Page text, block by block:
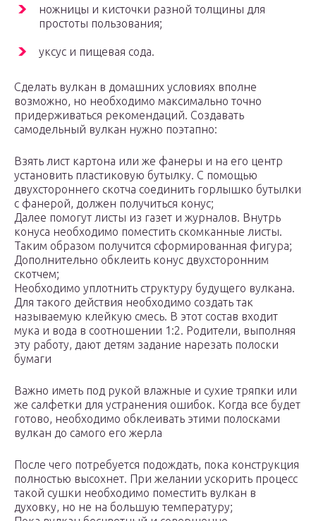
ножницы и кисточки разной толщины для
простоты пользования;
уксус и пищевая сода.
Сделать вулкан в домашних условиях вполне
возможно, но необходимо максимально точно
придерживаться рекомендаций. Создавать
самодельный вулкан нужно поэтапно:
Взять лист картона или же фанеры и на его центр
установить пластиковую бутылку. С помощью
двухстороннего скотча соединить горлышко бутылки
с фанерой, должен получиться конус;
Далее помогут листы из газет и журналов. Внутрь
конуса необходимо поместить скомканные листы.
Таким образом получится сформированная фигура;
Дополнительно обклеить конус двухсторонним
скотчем;
Необходимо уплотнить структуру будущего вулкана.
Для такого действия необходимо создать так
называемую клейкую смесь. В этот состав входит
мука и вода в соотношении 1:2. Родители, выполняя
эту работу, дают детям задание нарезать полоски
бумаги
Важно иметь под рукой влажные и сухие тряпки или
же салфетки для устранения ошибок. Когда все будет
готово, необходимо обклеивать этими полосками
вулкан до самого его жерла
После чего потребуется подождать, пока конструкция
полностью высохнет. При желании ускорить процесс
такой сушки необходимо поместить вулкан в
духовку, но не на большую температуру;